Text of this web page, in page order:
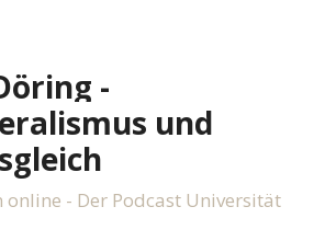
-
und
online - Der Podcast Universität